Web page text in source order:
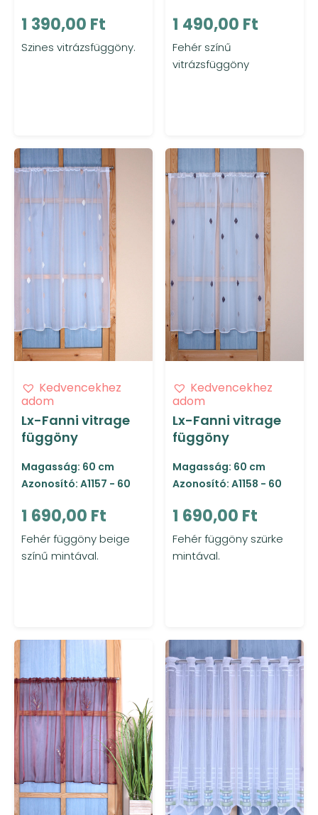
1 390,00 Ft
Szines vitrázsfüggöny.
1 490,00 Ft
Fehér színű
vitrázsfüggöny
Kedvencekhez
adom
Lx-Fanni vitrage
függöny
Magasság: 60 cm
Azonosító: A1157 - 60
1 690,00 Ft
Fehér függöny beige
színű mintával.
Kedvencekhez
adom
Lx-Fanni vitrage
függöny
Magasság: 60 cm
Azonosító: A1158 - 60
1 690,00 Ft
Fehér függöny szürke
mintával.